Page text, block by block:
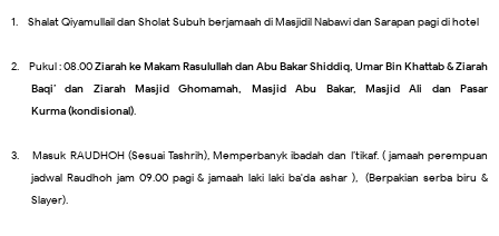
1. Shalat Qiyamullail dan Sholat Subuh berjamaah di Masjidil Nabawi dan Sarapan pagi di hotel
2. Pukul : 08.00Ziarah ke Makam Rasulullah dan Abu Bakar Shiddiq, Umar Bin Khattab & Ziarah
Baqi’ dan Ziarah Masjid Ghomamah, Masjid Abu Bakar, Masjid Ali dan Pasar
Kurma (kondisional).
3.
Masuk RAUDHOH (Sesuai Tashrih), Memperbanyk ibadah dan I’tikaf. ( jamaah perempuan
jadwal Raudhoh jam 09.00 pagi & jamaah laki laki ba'da ashar ), (Berpakian serba biru &
Slayer).